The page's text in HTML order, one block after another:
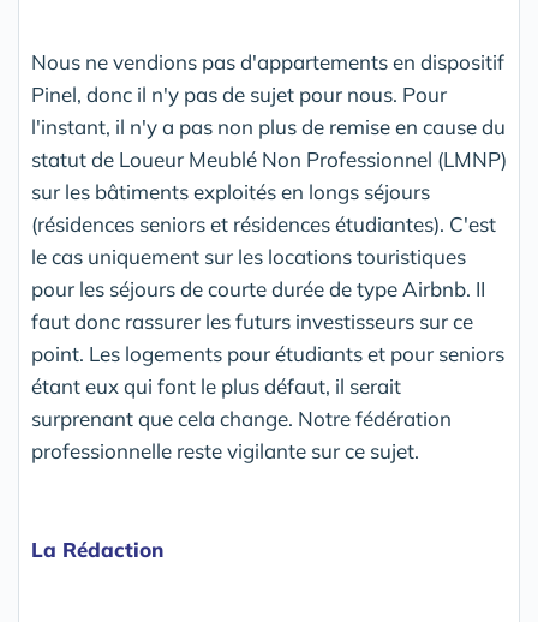
Nous ne vendions pas d'appartements en dispositif
Pinel, donc il n'y pas de sujet pour nous. Pour
l'instant, il n'y a pas non plus de remise en cause du
statut de Loueur Meublé Non Professionnel (LMNP)
sur les bâtiments exploités en longs séjours
(résidences seniors et résidences étudiantes). C'est
le cas uniquement sur les locations touristiques
pour les séjours de courte durée de type Airbnb. II
faut donc rassurer les futurs investisseurs sur ce
point. Les logements pour étudiants et pour seniors
étant eux qui font le plus défaut, il serait
surprenant que cela change. Notre fédération
professionnelle reste vigilante sur ce sujet.
La Rédaction